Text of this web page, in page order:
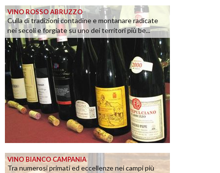
VINO ROSSO ABRUZZO
Culla di tradizioni contadine e montanare radicate
nei secoli e forgiate su uno dei territori più be...
VINO BIANCO CAMPANIA
Tra numerosi primati ed eccellenze nei campi più